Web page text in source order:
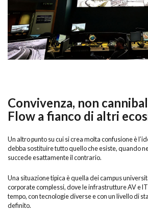
Convivenza, non
Flow a fianco di altri
Un altro punto su cui si crea molta confusione è
debba sostituire tutto quello che esiste, quando
succede esattamente il contrario.
Una situazione tipica è quella dei campus
corporate complessi, dove le infrastrutture AV e IT
tempo, con tecnologie diverse e con un livello di
definito.